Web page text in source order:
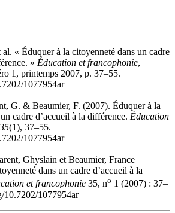
« Éduquer à la citoyenneté dans un cadre
» Éducation et francophonie,
1, printemps 2007, p. 37–55.
1077954ar
G. & Beaumier, F. (2007). Éduquer à la
cadre d’accueil à la différence. Éducation
35(1), 37–55.
1077954ar
Ghyslain et Beaumier, France
dans un cadre d’accueil à la
et francophonie 35, no 1 (2007) : 37–
10.7202/1077954ar